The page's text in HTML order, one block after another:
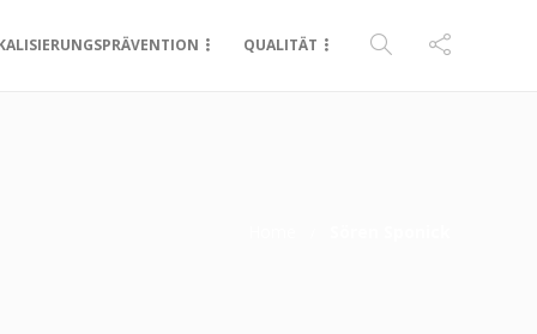
QUALITÄT